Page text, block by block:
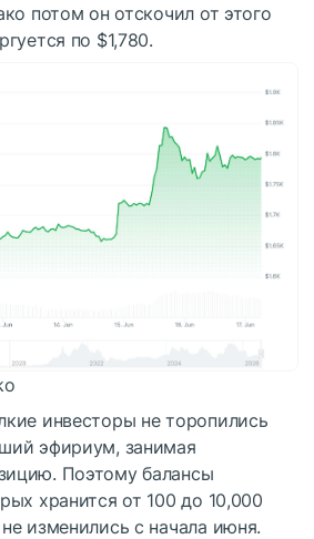
потом он отскочил от этого
по $1,780.
инвесторы не торопились
эфириум, занимая
Поэтому балансы
хранится от 100 до 10,000
изменились с начала июня.